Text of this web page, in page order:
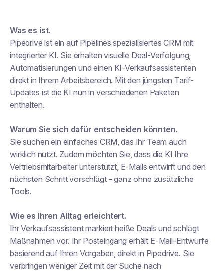
Was es ist.
Pipedrive ist ein auf Pipelines spezialisiertes CRM mit
integrierter KI. Sie erhalten visuelle Deal-Verfolgung,
Automatisierungen und einen KI-Verkaufsassistenten
direkt in Ihrem Arbeitsbereich. Mit den jüngsten Tarif-
Updates ist die KI nun in verschiedenen Paketen
enthalten.
Warum Sie sich dafür entscheiden könnten.
Sie suchen ein einfaches CRM, das Ihr Team auch
wirklich nutzt. Zudem möchten Sie, dass die KI Ihre
Vertriebsmitarbeiter unterstützt, E-Mails entwirft und den
nächsten Schritt vorschlägt – ganz ohne zusätzliche
Tools.
Wie es Ihren Alltag erleichtert.
Ihr Verkaufsassistent markiert heiße Deals und schlägt
Maßnahmen vor. Ihr Posteingang erhält E-Mail-Entwürfe
basierend auf Ihren Vorgaben, direkt in Pipedrive. Sie
verbringen weniger Zeit mit der Suche nach